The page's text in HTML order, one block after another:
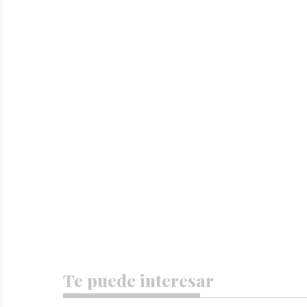
Te puede interesar